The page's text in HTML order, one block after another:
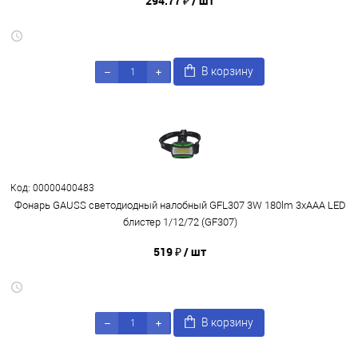
В корзину
Код: 00000400483
Фонарь GAUSS светодиодный налобный GFL307 3W 180lm 3xААА LED
блистер 1/12/72 (GF307)
519 ₽/ шт
В корзину